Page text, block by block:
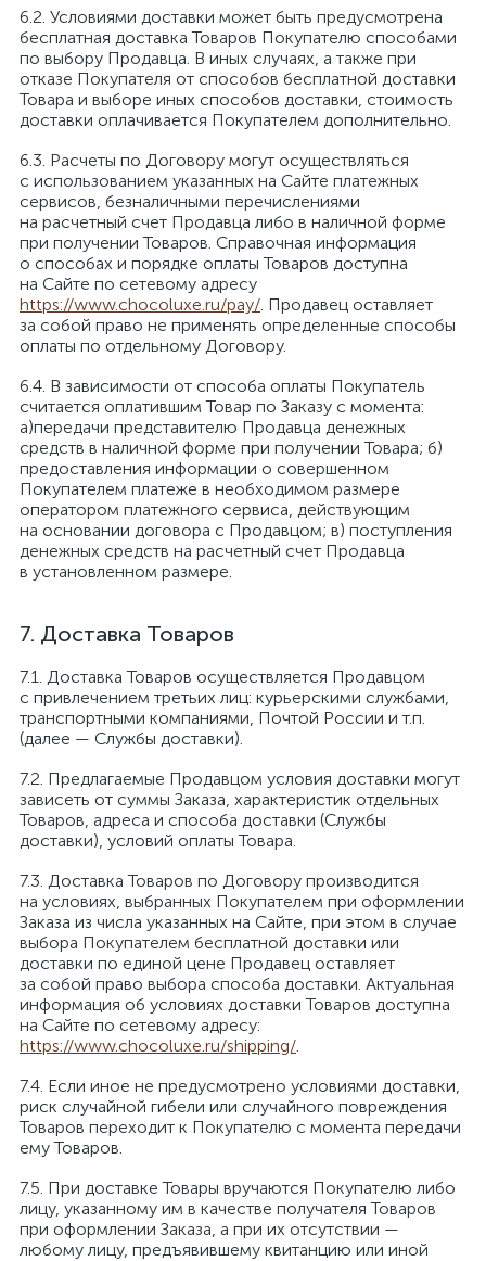
Условиями доставки может быть предусмотрена
бесплатная доставка Товаров Покупателю способами
по выбору Продавца. В иных случаях, а также при
отказе Покупателя от способов бесплатной доставки
Товара и выборе иных способов доставки, стоимость
доставки оплачивается Покупателем дополнительно.
Расчеты по Договору могут осуществляться
с использованием указанных на Сайте платежных
сервисов, безналичными перечислениями
на расчетный счет Продавца либо в наличной форме
при получении Товаров. Справочная информация
о способах и порядке оплаты Товаров доступна
на Сайте по сетевому адресу
https://www.chocoluxe.ru/pay/. Продавец оставляет
за собой право не применять определенные способы
оплаты по отдельному Договору.
В зависимости от способа оплаты Покупатель
считается оплатившим Товар по Заказу с момента:
а)передачи представителю Продавца денежных
средств в наличной форме при получении Товара; б)
предоставления информации о совершенном
Покупателем платеже в необходимом размере
оператором платежного сервиса, действующим
на основании договора с Продавцом; в) поступления
денежных средств на расчетный счет Продавца
в установленном размере.
Доставка Товаров
Доставка Товаров осуществляется Продавцом
с привлечением третьих лиц: курьерскими службами,
транспортными компаниями, Почтой России и т.п.
(далее — Службы доставки).
Предлагаемые Продавцом условия доставки могут
зависеть от суммы Заказа, характеристик отдельных
Товаров, адреса и способа доставки (Службы
доставки), условий оплаты Товара.
Доставка Товаров по Договору производится
на условиях, выбранных Покупателем при оформлении
Заказа из числа указанных на Сайте, при этом в случае
выбора Покупателем бесплатной доставки или
доставки по единой цене Продавец оставляет
за собой право выбора способа доставки. Актуальная
информация об условиях доставки Товаров доступна
на Сайте по сетевому адресу:
https://www.chocoluxe.ru/shipping/.
Если иное не предусмотрено условиями доставки,
риск случайной гибели или случайного повреждения
Товаров переходит к Покупателю с момента передачи
ему Товаров.
При доставке Товары вручаются Покупателю либо
лицу, указанному им в качестве получателя Товаров
при оформлении Заказа, а при их отсутствии —
любому лицу, предъявившему квитанцию или иной